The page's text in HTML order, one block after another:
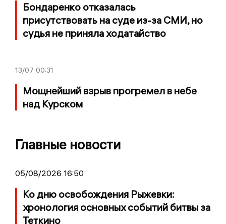
Бондаренко отказалась
присутствовать на суде из-за СМИ, но
судья не приняла ходатайство
13/07 00:31
Мощнейший взрыв прогремел в небе
над Курском
Главные новости
05/08/2026 16:50
Ко дню освобождения Рыжевки:
хронология основных событий битвы за
Теткино